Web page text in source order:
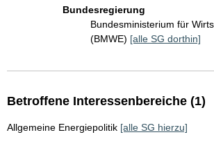
Bundesregierung
Bundesministerium für
(BMWE) [alle SG dorthin]
Betroffene Interessenbereiche (1)
Allgemeine Energiepolitik [alle SG hierzu]